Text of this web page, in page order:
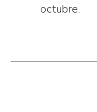
octubre.